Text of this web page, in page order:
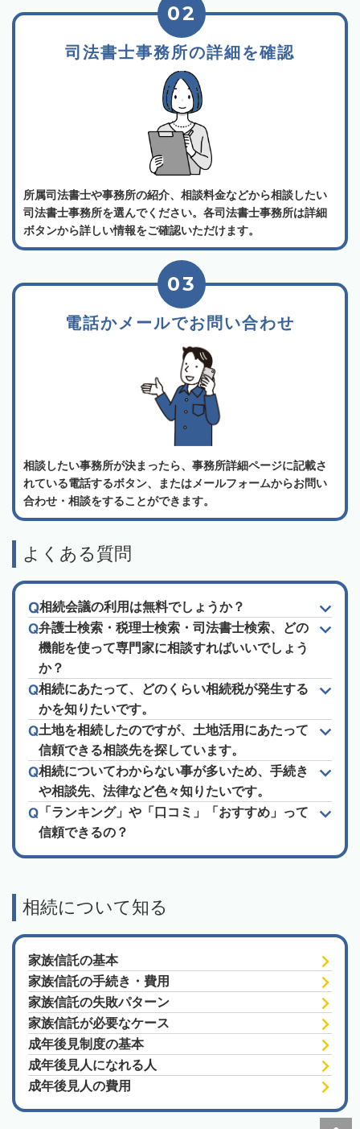
司法書士事務所の詳細を確認
02
所属司法書士や事務所の紹介、相談料金などから相談したい
司法書士事務所を選んでください。各司法書士事務所は詳細
ボタンから詳しい情報をご確認いただけます。
電話かメールでお問い合わせ
03
相談したい事務所が決まったら、事務所詳細ページに記載さ
れている電話するボタン、またはメールフォームからお問い
合わせ・相談をすることができます。
よくある質問
相続会議の利用は無料でしょうか？
弁護士検索・税理士検索・司法書士検索、どの
機能を使って専門家に相談すればいいでしょう
か？
相続にあたって、どのくらい相続税が発生する
かを知りたいです。
土地を相続したのですが、土地活用にあたって
信頼できる相談先を探しています。
相続についてわからない事が多いため、手続き
や相談先、法律など色々知りたいです。
「ランキング」や「口コミ」「おすすめ」って
信頼できるの？
相続について知る
家族信託の基本
家族信託の手続き・費用
家族信託の失敗パターン
家族信託が必要なケース
成年後見制度の基本
成年後見人になれる人
成年後見人の費用